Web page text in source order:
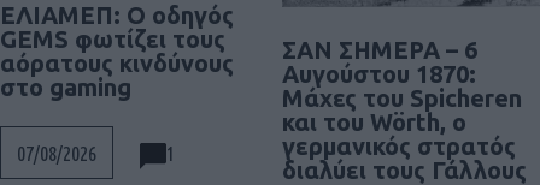
ΕΛΙΑΜΕΠ: Ο οδηγός
GEMS φωτίζει τους
αόρατους κινδύνους
στο gaming
07/08/2026 1
ΣΑΝ ΣΗΜΕΡΑ – 6
Αυγούστου 1870:
Μάχες του Spicheren
και του Wörth, ο
γερμανικός στρατός
διαλύει τους Γάλλους